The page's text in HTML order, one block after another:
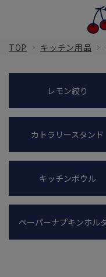
TOP キッチン用品
レモン絞り
カトラリースタンド
キッチンボウル
ペーパーナプキンホル